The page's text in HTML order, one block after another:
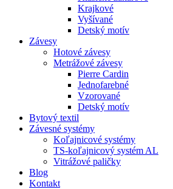
Krajkové
Vyšívané
Detský motív
Závesy
Hotové závesy
Metrážové závesy
Pierre Cardin
Jednofarebné
Vzorované
Detský motív
Bytový textil
Závesné systémy
Koľajnicové systémy
TS-koľajnicový systém AL
Vitrážové paličky
Blog
Kontakt